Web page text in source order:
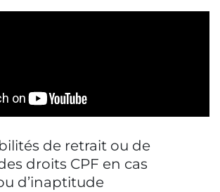
de retrait ou de
droits CPF en cas
d’inaptitude